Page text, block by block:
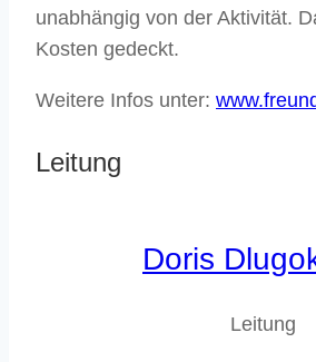
unabhängig von der Aktivität.
Kosten gedeckt.
Weitere Infos unter:
Leitung
Doris
Leitung